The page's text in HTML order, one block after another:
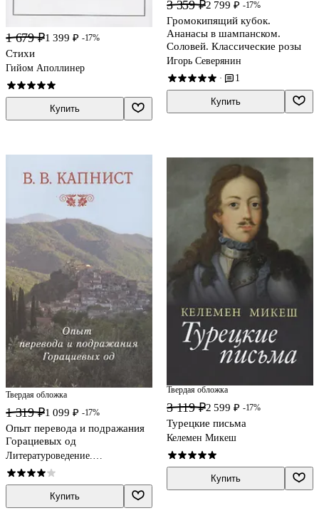
1 679 ₽1 399 ₽ -17%
Стихи
Гийом Аполлинер
Купить
3 359 ₽2 799 ₽ -17%
Громокипящий кубок.
Ананасы в шампанском.
Соловей. Классические розы
Игорь Северянин
· 1
Купить
Твердая обложка
1 319 ₽1 099 ₽ -17%
Опыт перевода и подражания
Горациевых од
Литературоведение.
Фольклористика
Купить
Твердая обложка
3 119 ₽2 599 ₽ -17%
Турецкие письма
Келемен Микеш
Купить